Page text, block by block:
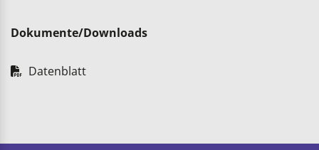
Dokumente/Downloads
Datenblatt